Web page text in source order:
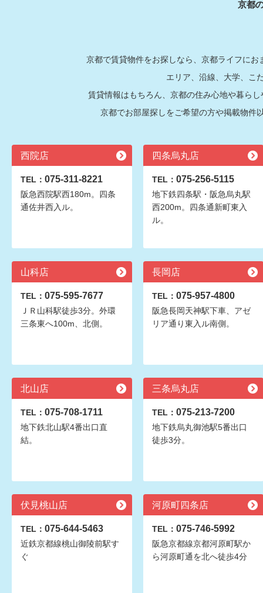
京都
京都で賃貸物件をお探しなら、京都ライフに
エリア、沿線、大学、こ
賃貸情報はもちろん、京都の住み心地や暮ら
京都でお部屋探しをご希望の方や掲載物件
西院店
TEL： 075-311-8221
阪急西院駅西180m。四条
通佐井西入ル。
四条烏丸店
TEL： 075-256-5115
地下鉄四条駅・阪急烏丸駅
西200m。四条通新町東入
ル。
山科店
TEL： 075-595-7677
ＪＲ山科駅徒歩3分。外環
三条東へ100m、北側。
長岡店
TEL： 075-957-4800
阪急長岡天神駅下車、アゼ
リア通り東入ル南側。
北山店
TEL： 075-708-1711
地下鉄北山駅4番出口直
結。
三条烏丸店
TEL： 075-213-7200
地下鉄烏丸御池駅5番出口
徒歩3分。
伏見桃山店
TEL： 075-644-5463
近鉄京都線桃山御陵前駅す
ぐ
河原町四条店
TEL： 075-746-5992
阪急京都線京都河原町駅か
ら河原町通を北へ徒歩4分